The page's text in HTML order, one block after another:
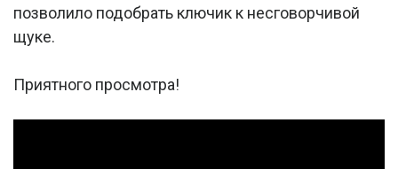
позволило подобрать ключик к несговорчивой
щуке.
Приятного просмотра!